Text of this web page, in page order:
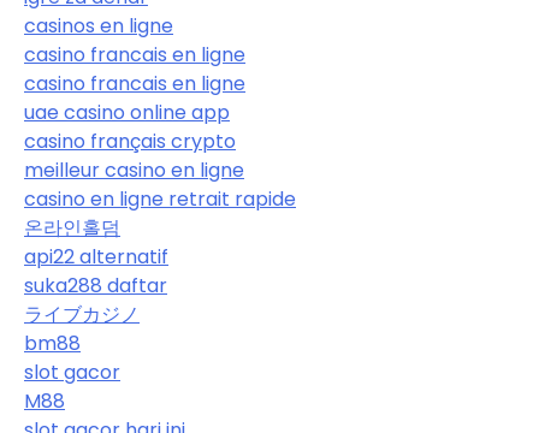
casinos en ligne
casino francais en ligne
casino francais en ligne
uae casino online app
casino français crypto
meilleur casino en ligne
casino en ligne retrait rapide
온라인홀덤
api22 alternatif
suka288 daftar
ライブカジノ
bm88
slot gacor
M88